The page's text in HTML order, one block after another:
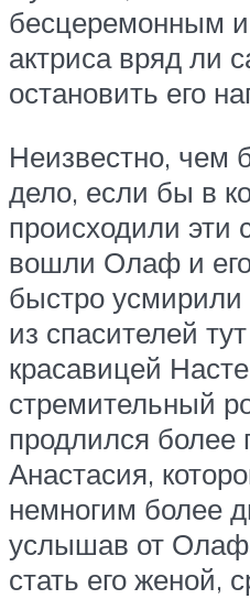
бесцеремонным
актриса вряд ли
остановить его
Неизвестно, чем
дело, если бы в
происходили эти
вошли Олаф и
быстро усмирили
из спасителей
красавицей
стремительный
продлился более
Анастасия,
немногим более
услышав от
стать его женой,